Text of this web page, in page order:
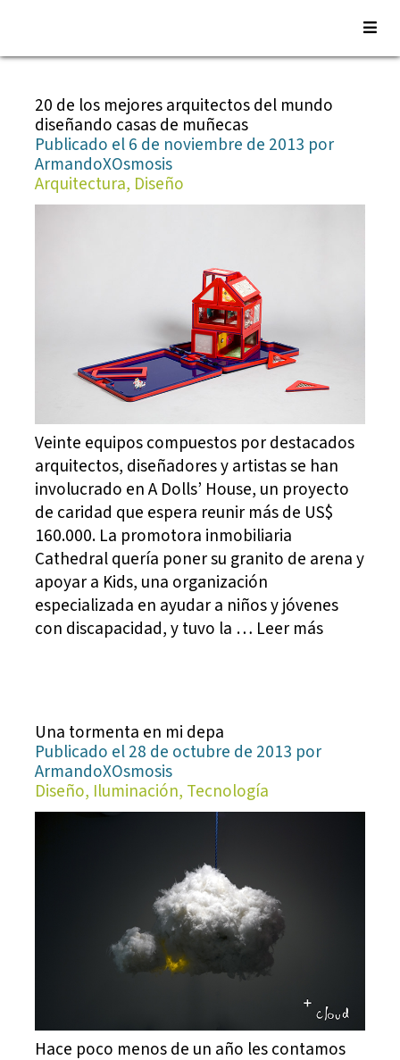
Saltar
contenido20 de los mejores arquitectos del mundo
diseñando casas de muñecas
Publicado el 6 de noviembre de 2013 por
ArmandoXOsmosis
Arquitectura, Diseño
Veinte equipos compuestos por destacados
arquitectos, diseñadores y artistas se han
involucrado en A Dolls’ House, un proyecto
de caridad que espera reunir más de US$
160.000. La promotora inmobiliaria
Cathedral quería poner su granito de arena y
apoyar a Kids, una organización
especializada en ayudar a niños y jóvenes
con discapacidad, y tuvo la … Leer más
Una tormenta en mi depa
Publicado el 28 de octubre de 2013 por
ArmandoXOsmosis
Diseño, Iluminación, Tecnología
Hace poco menos de un año les contamos